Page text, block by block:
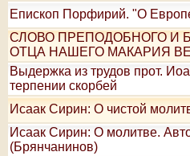
Епископ Порфирий. "О
СЛОВО ПРЕПОДОБНОГО И
ОТЦА НАШЕГО МАКАРИЯ
Выдержка из трудов прот.
терпении скорбей
Исаак Сирин: О чистой
Исаак Сирин: О молитве.
(Брянчанинов)